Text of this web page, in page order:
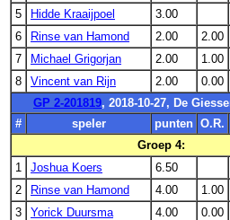
5
Hidde Kraaijpoel 3.00
6
Rinse van Hamond 2.00 2.00
7
Michael Grigorjan 2.00 1.00
8
Vincent van Rijn 2.00 0.00
GP 2-201819, 2018-10-27, De
#
speler punten O.R.
Groep 4:
1
Joshua Koers 6.50
2
Rinse van Hamond 4.00 1.00
3
Yorick Duursma 4.00 0.00